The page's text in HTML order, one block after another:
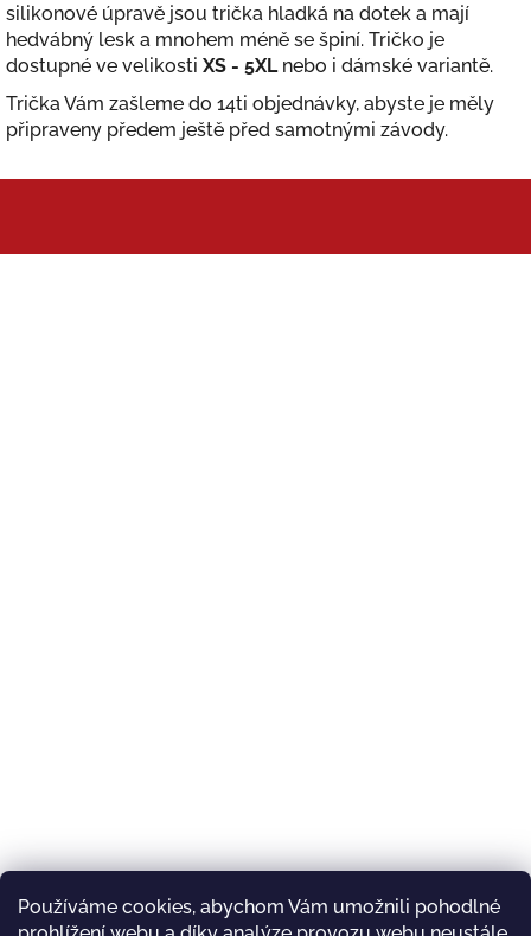
Používáme cookies, abychom Vám umožnili pohodlné
silikonové úpravě jsou trička hladká na dotek a mají
hedvábný lesk a mnohem méně se špiní. Tričko je
dostupné ve velikosti XS - 5XLnebo i dámské variantě.
Trička Vám zašleme do 14ti objednávky, abyste je měly
připraveny předem ještě před samotnými závody.